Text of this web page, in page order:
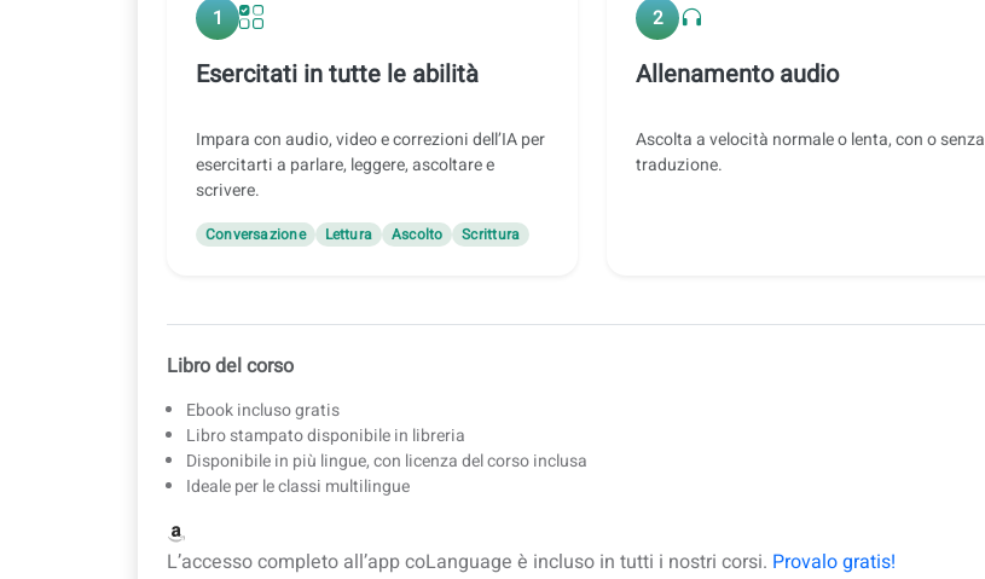
1
Esercitati in tutte le abilità
Impara con audio, video e correzioni dell’IA per
esercitarti a parlare, leggere, ascoltare e
scrivere.
Conversazione Lettura Ascolto Scrittura
2
Allenamento audio
Ascolta a velocità normale o lenta, con o senza
traduzione.
Libro del corso
Ebook incluso gratis
Libro stampato disponibile in libreria
Disponibile in più lingue, con licenza del corso inclusa
Ideale per le classi multilingue
L’accesso completo all’app coLanguage è incluso in tutti i nostri corsi. Provalo gratis!